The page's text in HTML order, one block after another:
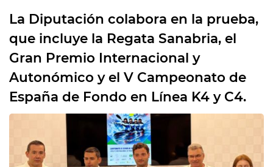
La Diputación colabora en la prueba,
que incluye la Regata Sanabria, el
Gran Premio Internacional y
Autonómico y el V Campeonato de
España de Fondo en Línea K4 y C4.